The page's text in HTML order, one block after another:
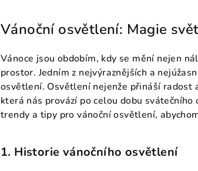
Vánoční osvětlení: Magie
Vánoce jsou obdobím, kdy se mění nejen
prostor. Jedním z nejvýraznějších a
osvětlení. Osvětlení nejenže přináší radost
která nás provází po celou dobu
trendy a tipy pro vánoční osvětlení,
1. Historie vánočního osvětlení